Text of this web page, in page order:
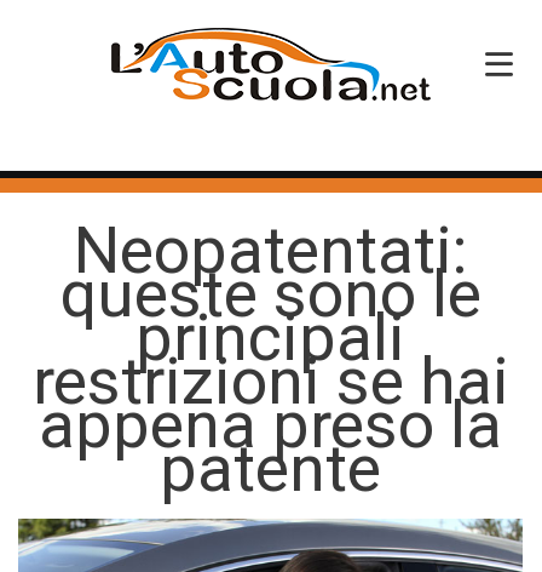
HOME
CORSI PATENTE
CORSI PROFESSIONALI
PERCHÉ SCEGLIERCI
BLOG
Neopatentati:
queste sono le
principali
restrizioni se hai
appena preso la
patente